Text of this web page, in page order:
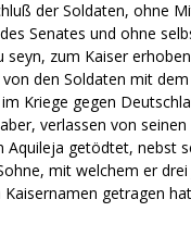
der Soldaten, ohne
Senates und ohne
seyn, zum Kaiser
den Soldaten mit
Kriege gegen
verlassen von
Aquileja getödtet, nebst
mit welchem er drei
getragen